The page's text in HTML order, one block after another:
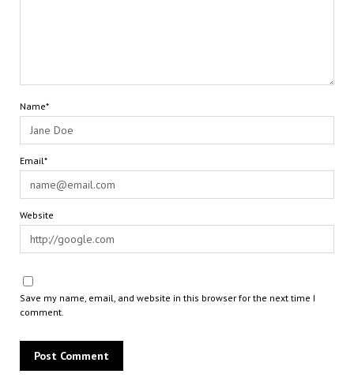
Name*
Email*
Website
Save my name, email, and website in this browser for the next time I
comment.